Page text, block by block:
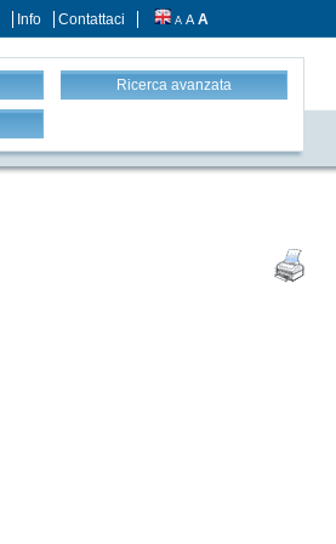
Info Contattaci A A A
Ricerca avanzata